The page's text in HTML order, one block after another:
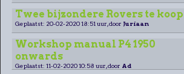
Twee bijzondere Rovers te koop
Geplaatst: 20-02-2020 18:51 uur, door Juriaan
Workshop manual P4 1950
onwards
Geplaatst: 11-02-2020 10:58 uur, door Ad